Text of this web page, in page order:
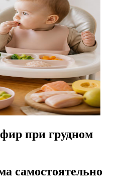
при грудном
самостоятельно